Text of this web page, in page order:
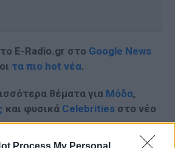
Process My Personal
E-Radio.gr στο Google News
τα πιο hot νέα.
θέματα για Μόδα,
και φυσικά Celebrities στο νέο